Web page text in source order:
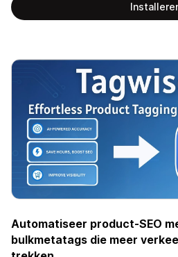
Automatiseer product-SEO
bulkmetatags die meer